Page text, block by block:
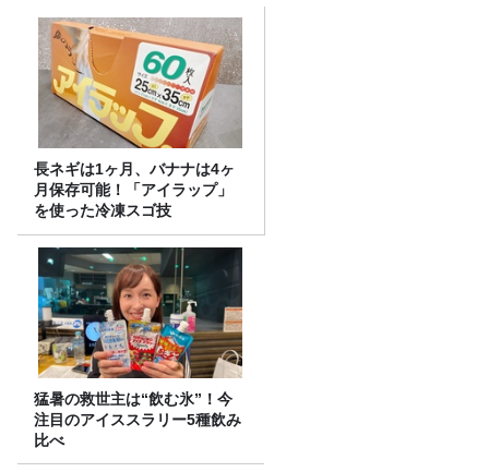
長ネギは1ヶ月、バナナは4ヶ
月保存可能！「アイラップ」
を使った冷凍スゴ技
猛暑の救世主は“飲む氷”！今
注目のアイススラリー5種飲み
比べ